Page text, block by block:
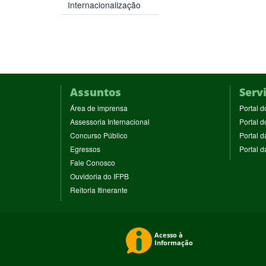
Internacionalização
Assuntos
Área de imprensa
em
nova
Assessoria Internacional
Concurso Público
Egressos(abre
nova
janela)
Fale Conosco
em
nova
janela)
Ouvidoria do IFPB(abre
Reitoria Itinerante(abre
Portal
Portal
Portal
Portal